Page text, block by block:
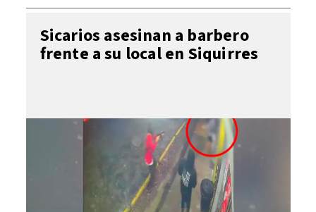
Sicarios asesinan a barbero
frente a su local en Siquirres